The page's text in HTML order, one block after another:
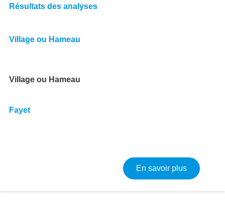
Résultats des analyses
Village ou Hameau
Village ou Hameau
Fayet
En savoir plussur